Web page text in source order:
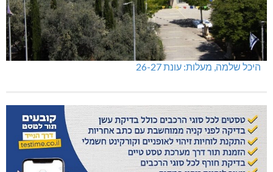
היכל שלמה, מעלות: עונת 26-27